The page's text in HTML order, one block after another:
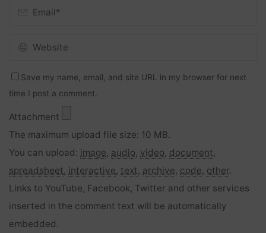
Save my name, email, and site URL in my browser for next
time I post a comment.
Attachment
The maximum upload file size: 10 MB.
You can upload: image, audio, video, document,
spreadsheet, interactive, text, archive, code, other.
Links to YouTube, Facebook, Twitter and other services
inserted in the comment text will be automatically
embedded.